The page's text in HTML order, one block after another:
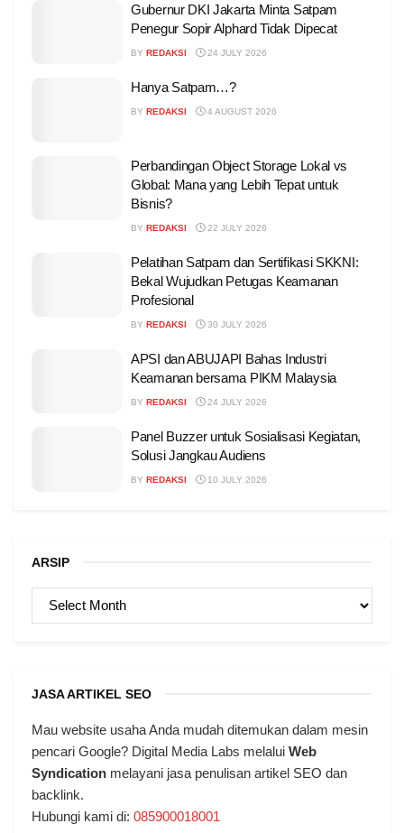
Gubernur DKI Jakarta Minta Satpam
Penegur Sopir Alphard Tidak Dipecat
BY REDAKSI 24 JULY 2026
Hanya Satpam…?
BY REDAKSI 4 AUGUST 2026
Perbandingan Object Storage Lokal vs
Global: Mana yang Lebih Tepat untuk
Bisnis?
BY REDAKSI 22 JULY 2026
Pelatihan Satpam dan Sertifikasi SKKNI:
Bekal Wujudkan Petugas Keamanan
Profesional
BY REDAKSI 30 JULY 2026
APSI dan ABUJAPI Bahas Industri
Keamanan bersama PIKM Malaysia
BY REDAKSI 24 JULY 2026
Panel Buzzer untuk Sosialisasi Kegiatan,
Solusi Jangkau Audiens
BY REDAKSI 10 JULY 2026
ARSIP
ARSIP
JASA ARTIKEL SEO
Mau website usaha Anda mudah ditemukan dalam mesin
pencari Google? Digital Media Labs melalui Web
Syndication melayani jasa penulisan artikel SEO dan
backlink.
Hubungi kami di: 085900018001